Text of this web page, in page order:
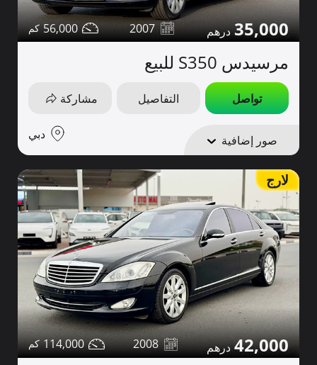
35,000
2007
56,000
مرسيدس S350 للبيع
تواصل التفاصيل مشاركة
صور إضافية دبي
لارج
42,000
2008
114,000